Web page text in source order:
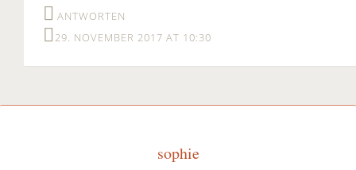
ANTWORTEN
29. NOVEMBER 2017 AT 10:30
sophie